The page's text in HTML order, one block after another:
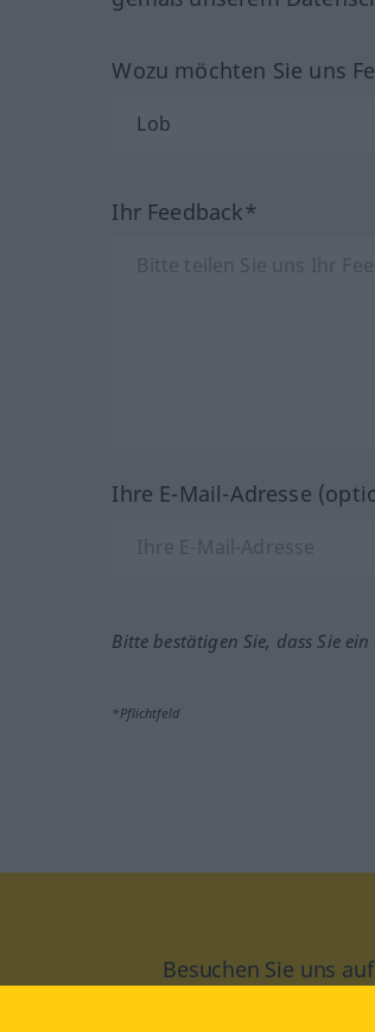
Wozu möchten Sie uns
Ihr Feedback*
Ihre E-Mail-Adresse
Bitte bestätigen Sie, dass Sie
*Pflichtfeld
Besuchen Sie uns